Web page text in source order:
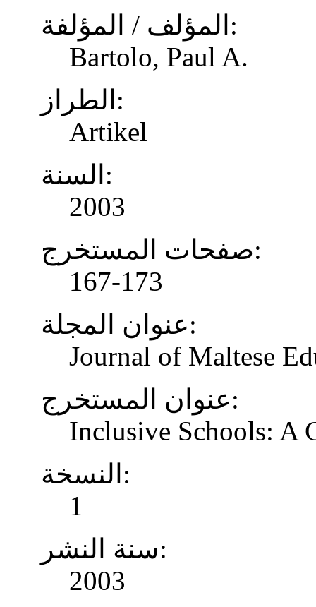
المؤلف / المؤلفة:
Bartolo, Paul A.
الطراز:
Artikel
السنة:
2003
صفحات المستخرج:
167-173
عنوان المجلة:
Journal of Maltese
عنوان المستخرج:
Inclusive Schools: A
النسخة:
1
سنة النشر:
2003